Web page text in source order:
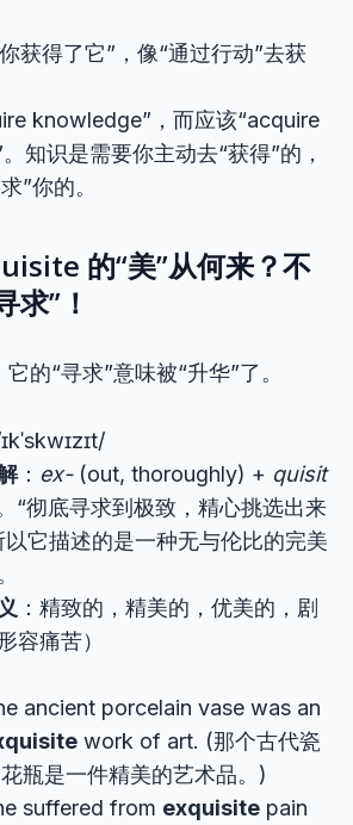
获得了它”，像“通过行动”去获
knowledge”，而应该“acquire
知识是需要你主动去“获得”的，
”你的。
的“美”从何来？不
求”！
的“寻求”意味被“升华”了。
： ex-(out, thoroughly) + quisit
“彻底寻求到极致，精心挑选出来
以它描述的是一种无与伦比的完美
：精致的，精美的，优美的，剧
容痛苦）
ancient porcelain vase was an
work of art. (那个古代瓷
瓶是一件精美的艺术品。)
suffered from exquisite pain